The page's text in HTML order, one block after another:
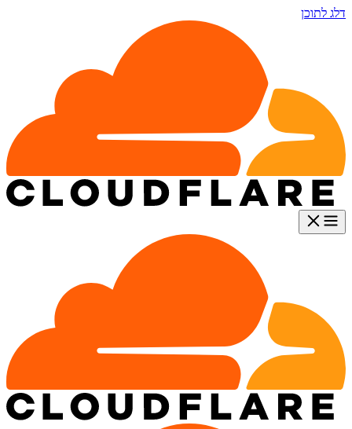
דלג לתוכן